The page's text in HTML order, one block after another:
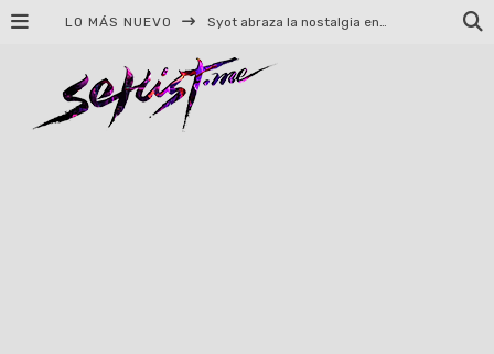
LO MÁS NUEVO Helloween celebrará 40 años de historia con conciertos en Ciudad de México y Guadalajara